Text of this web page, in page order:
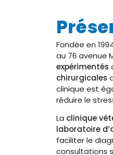
Fondée en
au 76 avenue
expérimentés
chirurgicales
clinique est
réduire le
La clinique
laboratoire
faciliter le
consultations